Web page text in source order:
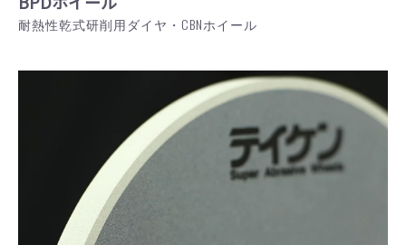
耐熱性乾式研削用ダイヤ・CBNホイール